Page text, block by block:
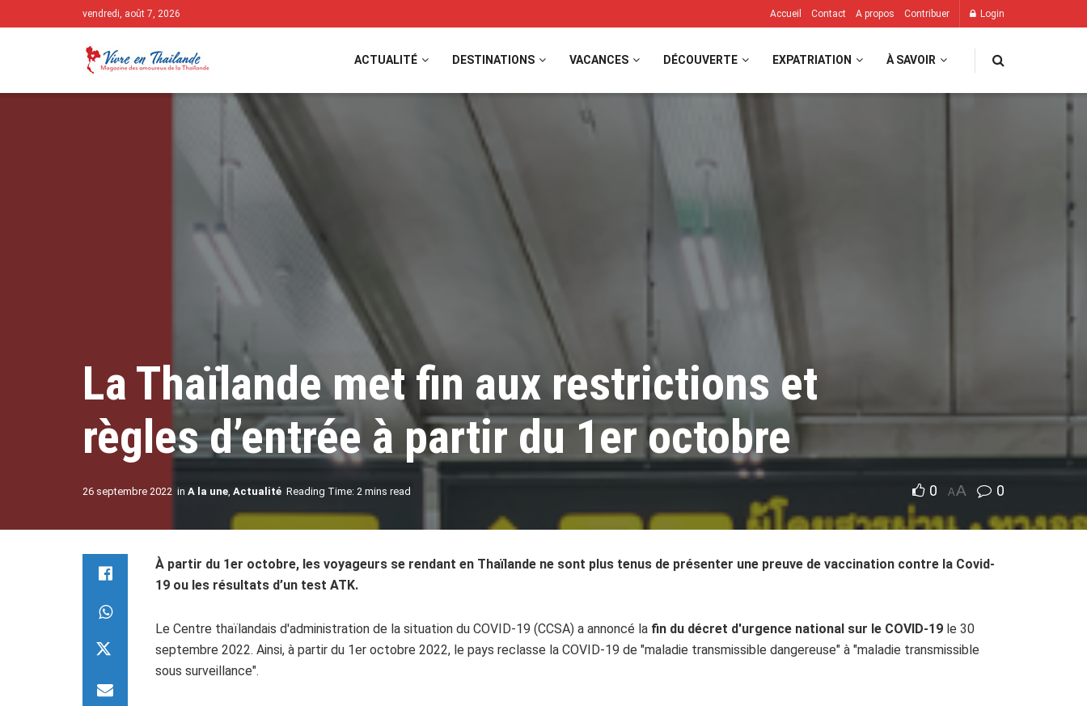
vendredi, août 7, 2026 Accueil Contact A propos Contribuer Login
ACTUALITÉ DESTINATIONS VACANCES DÉCOUVERTE EXPATRIATION À SAVOIR
La Thaïlande met fin aux restrictions et
règles d’entrée à partir du 1er octobre
26 septembre 2022 in A la une, Actualité Reading Time: 2 mins read 0 AA 0
À partir du 1er octobre, les voyageurs se rendant en Thaïlande ne sont plus tenus de présenter une preuve de vaccination contre la Covid-
19 ou les résultats d’un test ATK.
Le Centre thaïlandais d'administration de la situation du COVID-19 (CCSA) a annoncé la fin du décret d'urgence national sur le COVID-19 le 30
septembre 2022. Ainsi, à partir du 1er octobre 2022, le pays reclasse la COVID-19 de "maladie transmissible dangereuse" à "maladie transmissible
sous surveillance".